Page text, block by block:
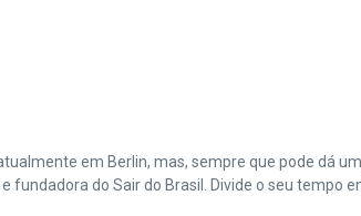
em Berlin, mas, sempre que pode dá
do Sair do Brasil. Divide o seu tempo